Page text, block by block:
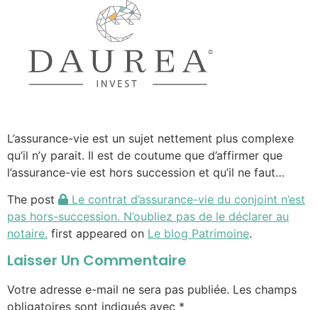
L’assurance-vie est un sujet nettement plus complexe
qu’il n’y parait. Il est de coutume que d’affirmer que
l’assurance-vie est hors succession et qu’il ne faut…
The post
Le contrat d’assurance-vie du conjoint n’est
pas hors-succession. N’oubliez pas de le déclarer au
notaire. first appeared on Le blog Patrimoine.
Laisser Un Commentaire
Votre adresse e-mail ne sera pas publiée. Les champs
obligatoires sont indiqués avec *